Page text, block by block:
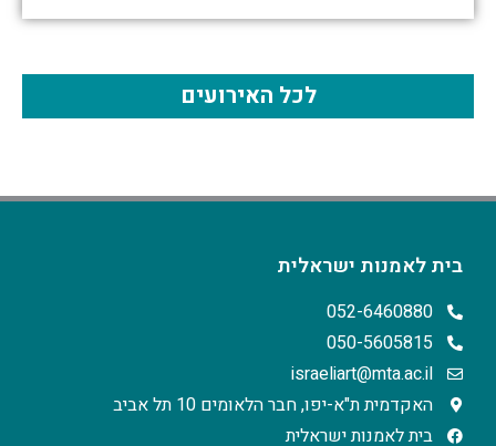
לכל האירועים
בית לאמנות ישראלית
052-6460880
050-5605815
israeliart@mta.ac.il
האקדמית ת"א-יפו, חבר הלאומים 10 תל אביב
בית לאמנות ישראלית